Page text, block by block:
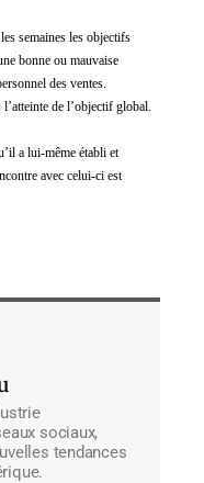
semaines les objectifs
bonne ou mauvaise
des ventes.
de l’objectif global.
a lui-même établi et
avec celui-ci est
sociaux,
tendances